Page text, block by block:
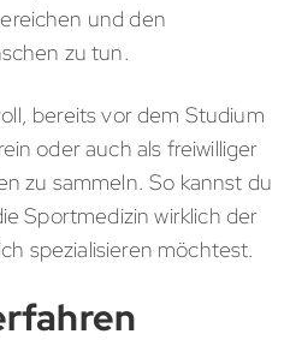
und den
zu tun.
bereits vor dem Studium
oder auch als freiwilliger
zu sammeln. So kannst du
Sportmedizin wirklich der
spezialisieren möchtest.